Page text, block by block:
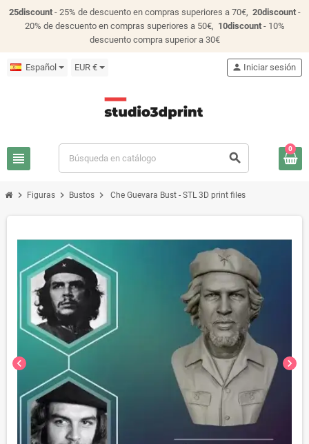
25discount- 25% de descuento en compras superiores a 70€, 20discount-
20% de descuento en compras superiores a 50€, 10discount- 10%
descuento compra superior a 30€
Español EUR €
view_headline search
person Iniciar sesión
0
chevron_right Figuras chevron_right Bustos chevron_right Che Guevara Bust - STL 3D print files
chevron_left chevron_right